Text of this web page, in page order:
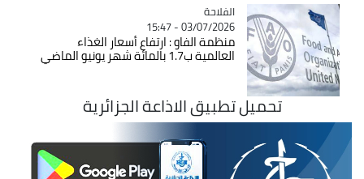
Catégorie
الفلاحة
03/07/2026 - 15:47
منظمة الفاو : ارتفاع أسعار الغذاء
العالمية ب1.7 بالمائة شهر يونيو الماضي
تحميل تطبيق الاذاعة الجزائرية